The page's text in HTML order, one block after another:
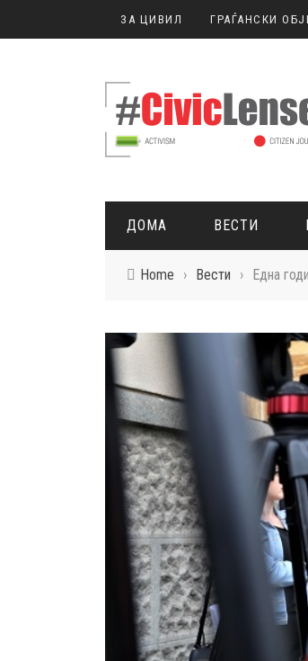
ЗА ЦИВИЛ ГРАЃАНСКИ
ДОМА ВЕСТИ
Home › Вести › Една